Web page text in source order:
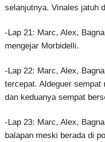
selanjutnya. Vinales jatuh
-Lap 21: Marc, Alex,
mengejar Morbidelli.
-Lap 22: Marc, Alex,
tercepat. Aldeguer sempat
dan keduanya sempat
-Lap 23: Marc, Alex,
balapan meski berada di